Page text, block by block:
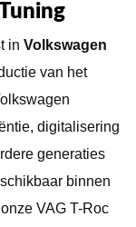
in Volkswagen
van het
digitalisering
generaties
binnen
VAG T-Roc